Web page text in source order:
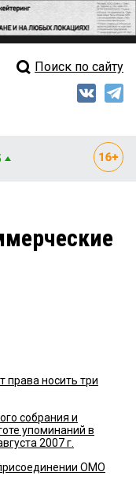
выпуск
Поиск по сайту
права носить три
собрания и
упоминаний в
2007 г.
ОМО